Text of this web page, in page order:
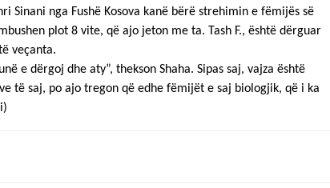
Sinani nga Fushë Kosova kanë bërë strehimin e fëmijës së
plot 8 vite, që ajo jeton me ta. Tash F., është dërguar
veçanta.
e dërgoj dhe aty”, thekson Shaha. Sipas saj, vajza është
të saj, po ajo tregon që edhe fëmijët e saj biologjik, që i ka